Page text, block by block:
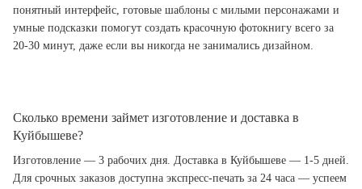
понятный интерфейс, готовые шаблоны с милыми персонажами и
умные подсказки помогут создать красочную фотокнигу всего за
20-30 минут, даже если вы никогда не занимались дизайном.
Сколько времени займет изготовление и доставка в
Куйбышеве?
Изготовление — 3 рабочих дня. Доставка в Куйбышеве — 1-5 дней.
Для срочных заказов доступна экспресс-печать за 24 часа — успеем